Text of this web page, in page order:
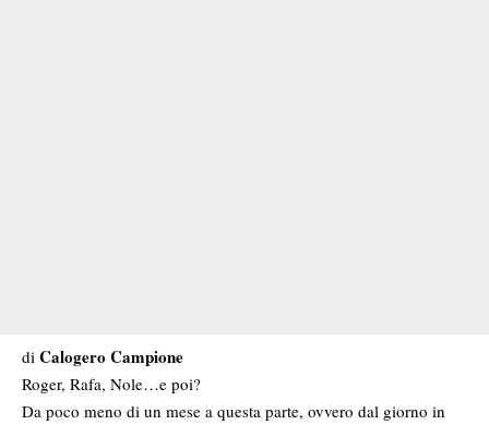
di Calogero Campione
Roger, Rafa, Nole…e poi?
Da poco meno di un mese a questa parte, ovvero dal giorno in